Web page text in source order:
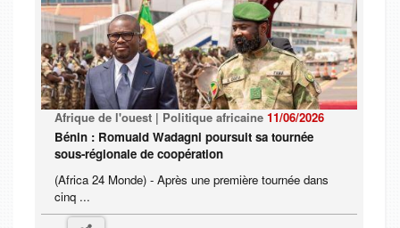
Afrique de l'ouest | Politique africaine 11/06/2026
Bénin : Romuald Wadagni poursuit sa tournée
sous-régionale de coopération
(Africa 24 Monde) - Après une première tournée dans
cinq ...